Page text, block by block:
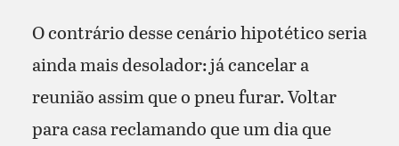
O contrário desse cenário hipotético seria
ainda mais desolador: já cancelar a
reunião assim que o pneu furar. Voltar
para casa reclamando que um dia que